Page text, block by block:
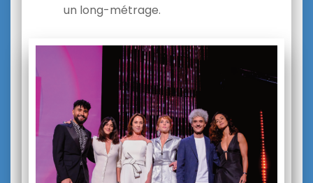
un long-métrage.